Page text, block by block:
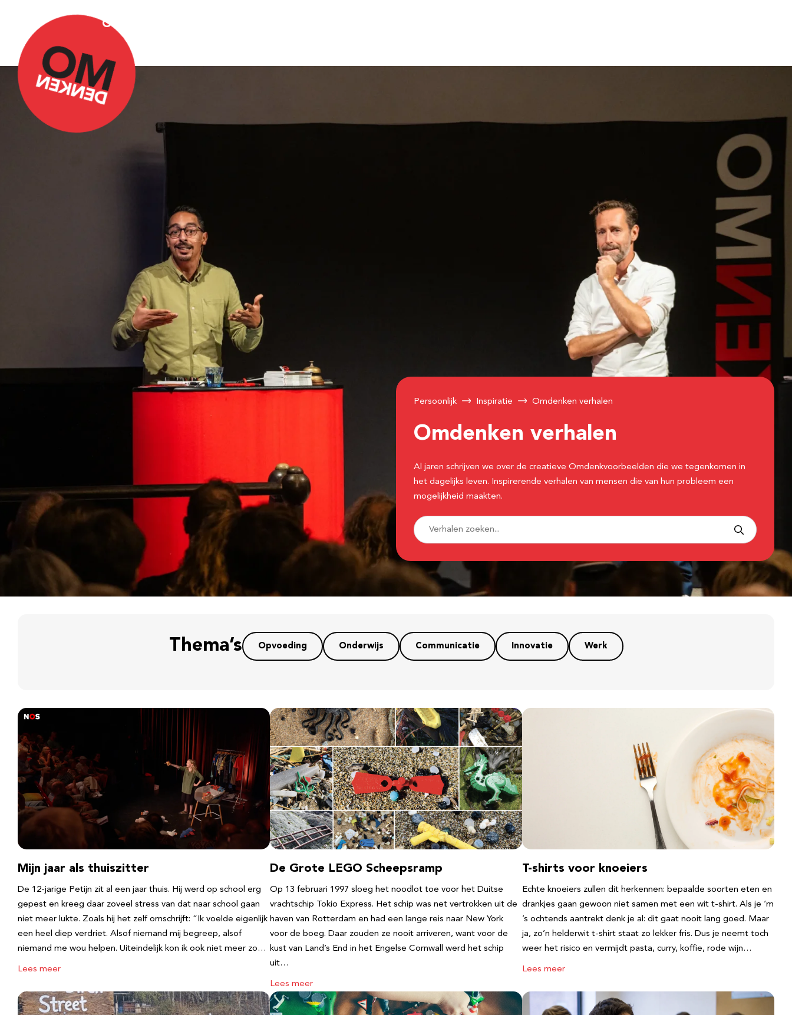
Over Omdenken
Persoonlijk Inspiratie Omdenken verhalen
Omdenken verhalen
Al jaren schrijven we over de creatieve Omdenkvoorbeelden die we tegenkomen in
het dagelijks leven. Inspirerende verhalen van mensen die van hun probleem een
mogelijkheid maakten.
Thema’s Opvoeding Onderwijs Communicatie Innovatie Werk
Mijn jaar als thuiszitter
De 12-jarige Petijn zit al een jaar thuis. Hij werd op school erg
gepest en kreeg daar zoveel stress van dat naar school gaan
niet meer lukte. Zoals hij het zelf omschrijft: “Ik voelde eigenlijk
een heel diep verdriet. Alsof niemand mij begreep, alsof
niemand me wou helpen. Uiteindelijk kon ik ook niet meer zo…
Lees meer
De Grote LEGO Scheepsramp
Op 13 februari 1997 sloeg het noodlot toe voor het Duitse
vrachtschip Tokio Express. Het schip was net vertrokken uit de
haven van Rotterdam en had een lange reis naar New York
voor de boeg. Daar zouden ze nooit arriveren, want voor de
kust van Land’s End in het Engelse Cornwall werd het schip
uit…
Lees meer
T-shirts voor knoeiers
Echte knoeiers zullen dit herkennen: bepaalde soorten eten en
drankjes gaan gewoon niet samen met een wit t-shirt. Als je ‘m
’s ochtends aantrekt denk je al: dit gaat nooit lang goed. Maar
ja, zo’n helderwit t-shirt staat zo lekker fris. Dus je neemt toch
weer het risico en vermijdt pasta, curry, koffie, rode wijn…
Lees meer